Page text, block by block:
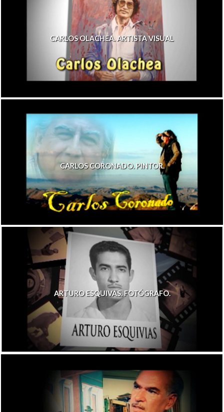
CARLOS OLACHEA. ARTISTA VISUAL
CARLOS CORONADO. PINTOR.
ARTURO ESQUIVAS. FOTÓGRAFO.